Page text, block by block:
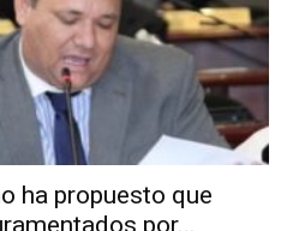
ha propuesto que